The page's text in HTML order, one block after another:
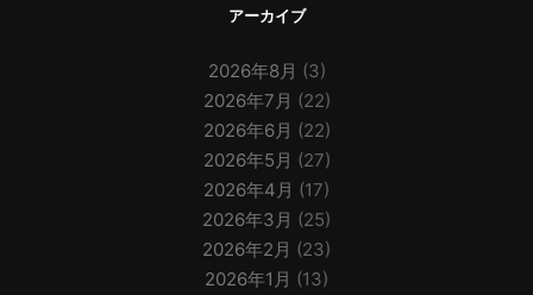
アーカイブ
2026年8月 (3)
2026年7月 (22)
2026年6月 (22)
2026年5月 (27)
2026年4月 (17)
2026年3月 (25)
2026年2月 (23)
2026年1月 (13)